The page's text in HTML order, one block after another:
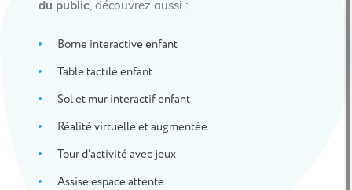
du public, découvrez aussi :
Borne interactive enfant
Table tactile enfant
Sol et mur interactif enfant
Réalité virtuelle et augmentée
Tour d’activité avec jeux
Assise espace attente